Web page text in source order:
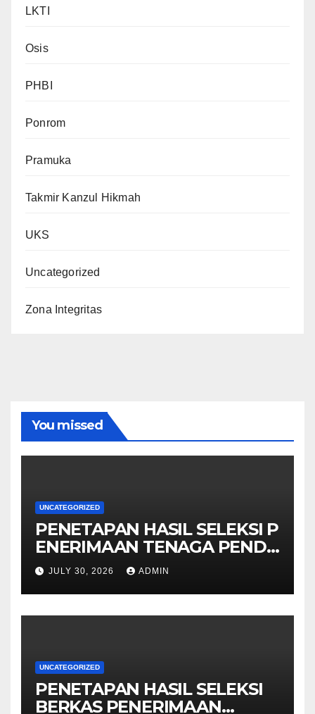
LKTI
Osis
PHBI
Ponrom
Pramuka
Takmir Kanzul Hikmah
UKS
Uncategorized
Zona Integritas
You missed
UNCATEGORIZED
PENETAPAN HASIL SELEKSI P
ENERIMAAN TENAGA PENDI
DIK MAN KOTA SURABAYA
JULY 30, 2026 ADMIN
UNCATEGORIZED
PENETAPAN HASIL SELEKSI
BERKAS PENERIMAAN